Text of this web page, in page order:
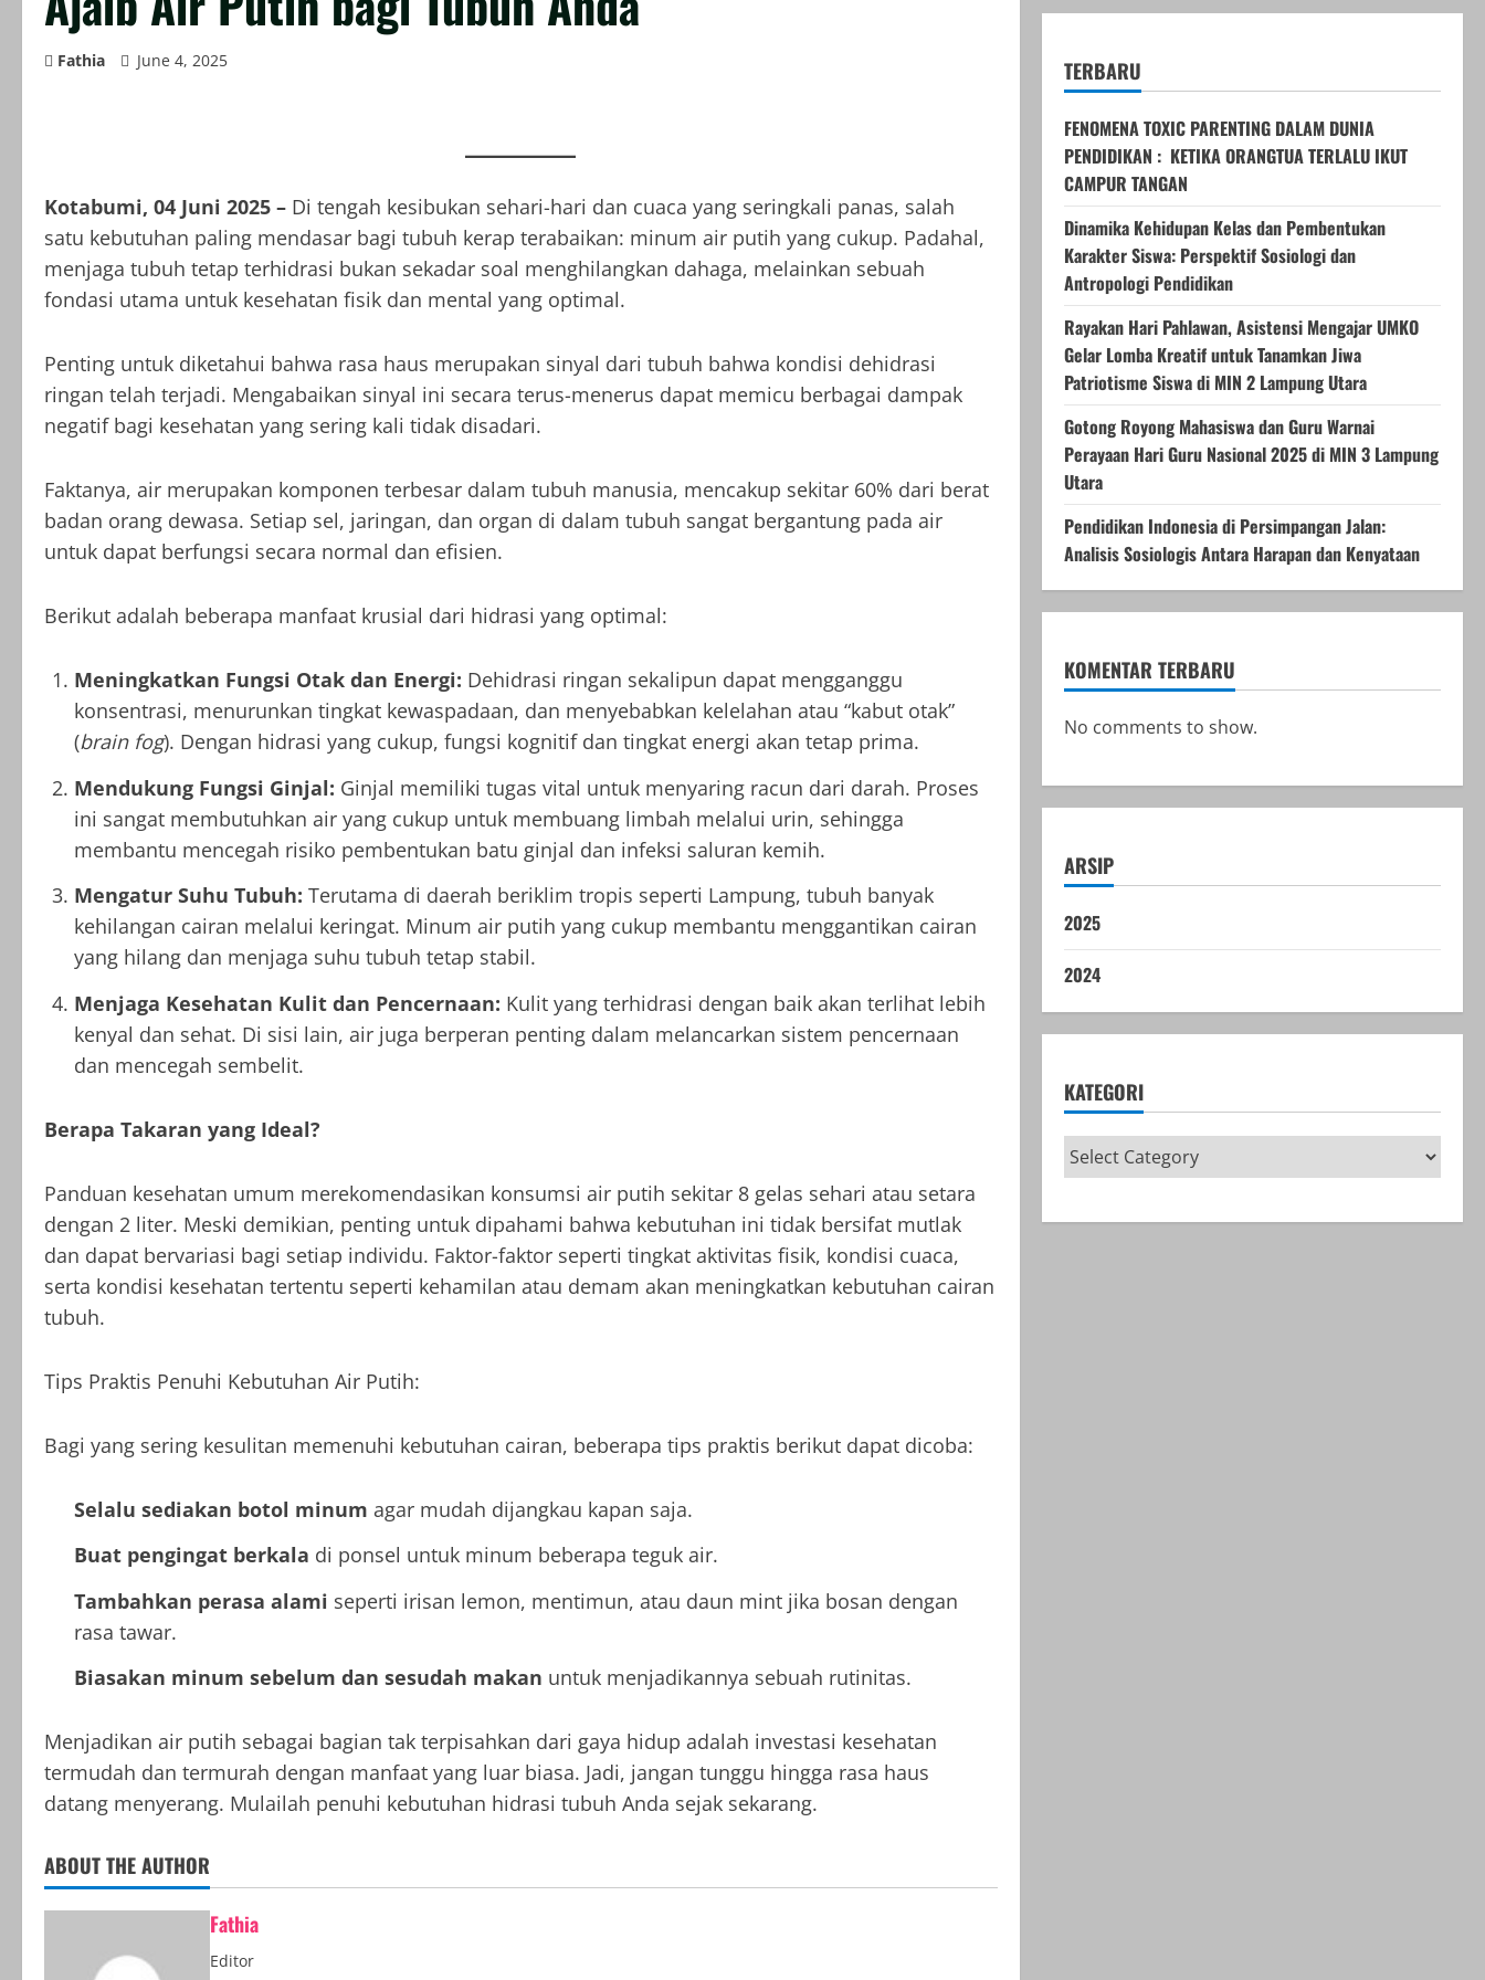
Fathia June 4, 2025
Kotabumi, 04 Juni 2025 – Di tengah kesibukan sehari-hari dan cuaca yang seringkali panas, salah
satu kebutuhan paling mendasar bagi tubuh kerap terabaikan: minum air putih yang cukup. Padahal,
menjaga tubuh tetap terhidrasi bukan sekadar soal menghilangkan dahaga, melainkan sebuah
fondasi utama untuk kesehatan fisik dan mental yang optimal.
Penting untuk diketahui bahwa rasa haus merupakan sinyal dari tubuh bahwa kondisi dehidrasi
ringan telah terjadi. Mengabaikan sinyal ini secara terus-menerus dapat memicu berbagai dampak
negatif bagi kesehatan yang sering kali tidak disadari.
Faktanya, air merupakan komponen terbesar dalam tubuh manusia, mencakup sekitar 60% dari berat
badan orang dewasa. Setiap sel, jaringan, dan organ di dalam tubuh sangat bergantung pada air
untuk dapat berfungsi secara normal dan efisien.
Berikut adalah beberapa manfaat krusial dari hidrasi yang optimal:
Meningkatkan Fungsi Otak dan Energi: Dehidrasi ringan sekalipun dapat mengganggu
konsentrasi, menurunkan tingkat kewaspadaan, dan menyebabkan kelelahan atau “kabut otak”
(brain fog). Dengan hidrasi yang cukup, fungsi kognitif dan tingkat energi akan tetap prima.
Mendukung Fungsi Ginjal: Ginjal memiliki tugas vital untuk menyaring racun dari darah. Proses
ini sangat membutuhkan air yang cukup untuk membuang limbah melalui urin, sehingga
membantu mencegah risiko pembentukan batu ginjal dan infeksi saluran kemih.
Mengatur Suhu Tubuh: Terutama di daerah beriklim tropis seperti Lampung, tubuh banyak
kehilangan cairan melalui keringat. Minum air putih yang cukup membantu menggantikan cairan
yang hilang dan menjaga suhu tubuh tetap stabil.
Menjaga Kesehatan Kulit dan Pencernaan: Kulit yang terhidrasi dengan baik akan terlihat lebih
kenyal dan sehat. Di sisi lain, air juga berperan penting dalam melancarkan sistem pencernaan
dan mencegah sembelit.
Berapa Takaran yang Ideal?
Panduan kesehatan umum merekomendasikan konsumsi air putih sekitar 8 gelas sehari atau setara
dengan 2 liter. Meski demikian, penting untuk dipahami bahwa kebutuhan ini tidak bersifat mutlak
dan dapat bervariasi bagi setiap individu. Faktor-faktor seperti tingkat aktivitas fisik, kondisi cuaca,
serta kondisi kesehatan tertentu seperti kehamilan atau demam akan meningkatkan kebutuhan cairan
tubuh.
Tips Praktis Penuhi Kebutuhan Air Putih:
Bagi yang sering kesulitan memenuhi kebutuhan cairan, beberapa tips praktis berikut dapat dicoba:
Selalu sediakan botol minum agar mudah dijangkau kapan saja.
Buat pengingat berkala di ponsel untuk minum beberapa teguk air.
Tambahkan perasa alami seperti irisan lemon, mentimun, atau daun mint jika bosan dengan
rasa tawar.
Biasakan minum sebelum dan sesudah makan untuk menjadikannya sebuah rutinitas.
Menjadikan air putih sebagai bagian tak terpisahkan dari gaya hidup adalah investasi kesehatan
termudah dan termurah dengan manfaat yang luar biasa. Jadi, jangan tunggu hingga rasa haus
datang menyerang. Mulailah penuhi kebutuhan hidrasi tubuh Anda sejak sekarang.
ABOUT THE AUTHOR
Fathia
Editor
TERBARU
FENOMENA TOXIC PARENTING DALAM DUNIA
PENDIDIKAN : KETIKA ORANGTUA TERLALU IKUT
CAMPUR TANGAN
Dinamika Kehidupan Kelas dan Pembentukan
Karakter Siswa: Perspektif Sosiologi dan
Antropologi Pendidikan
Rayakan Hari Pahlawan, Asistensi Mengajar UMKO
Gelar Lomba Kreatif untuk Tanamkan Jiwa
Patriotisme Siswa di MIN 2 Lampung Utara
Gotong Royong Mahasiswa dan Guru Warnai
Perayaan Hari Guru Nasional 2025 di MIN 3 Lampung
Utara
Pendidikan Indonesia di Persimpangan Jalan:
Analisis Sosiologis Antara Harapan dan Kenyataan
KOMENTAR TERBARU
No comments to show.
ARSIP
2025
2024
KATEGORI